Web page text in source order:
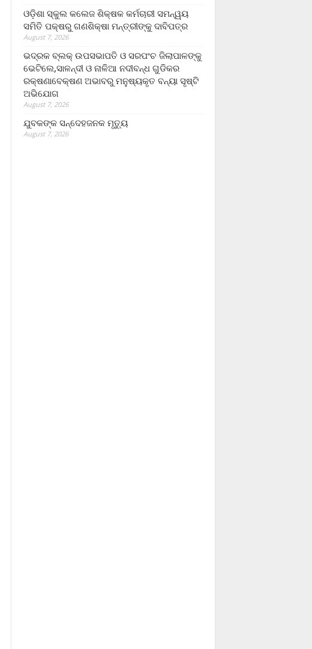
ଓଡ଼ିଶା ସ୍କୁଲ କଲେଜ ଶିକ୍ଷକ କର୍ମଚାରୀ ସମନ୍ୱୟ
ସମିତି ପକ୍ଷରୁ ଗଣଶିକ୍ଷା ମନ୍ତ୍ରୀଙ୍କୁ ଦାବିପତ୍ର
August 7, 2026
ଭଦ୍ରକ ବ୍ଲକ୍ ଉପସଭାପତି ଓ ସରପଂଚ ଜିଲାପାଳଙ୍କୁ
ଭେଟିଲେ,ସାଳନ୍ଦୀ ଓ ନାଳିଆ ନଦୀବନ୍ଧ ଗୁଡିକର
ରକ୍ଷଣାବେକ୍ଷଣ ଅଭାବରୁ ମନୁଷ୍ୟକୃତ ବନ୍ୟା ସୃଷ୍ଟି
ଅଭିଯୋଗ
August 7, 2026
ଯୁବକଙ୍କ ସନ୍ଦେହଜନକ ମୃତ୍ୟୁ
August 7, 2026